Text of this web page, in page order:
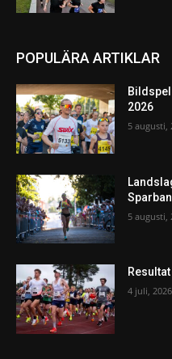
POPULÄRA ARTIKLAR
2026
5 augusti,
5 augusti,
4 juli, 2026